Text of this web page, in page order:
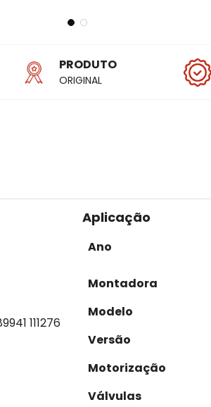
PRODUTO
ORIGINAL
111276
Aplicação
Ano
Montadora
Modelo
Versão
Motorização
Válvulas